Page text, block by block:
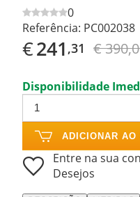
0
Referência: PC002038
€241 ,31 €
Disponibilidade
ADICIONAR AO
Entre na sua
Desejos